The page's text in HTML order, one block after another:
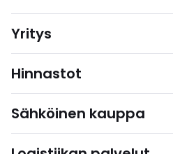
Yritys
Hinnastot
Sähköinen kauppa